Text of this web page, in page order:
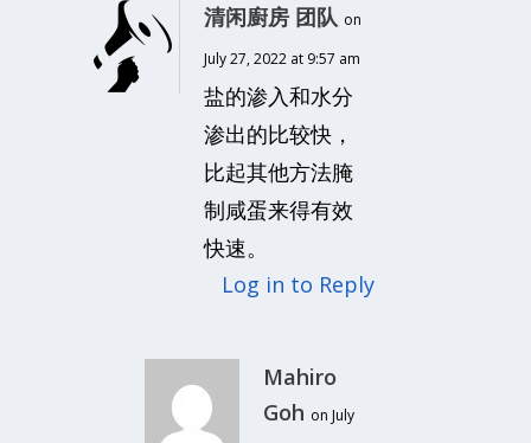
清闲廚房 团队 on
July 27, 2022 at 9:57 am
盐的渗入和水分
渗出的比较快，
比起其他方法腌
制咸蛋来得有效
快速。
Log in to Reply
Mahiro
Goh on July